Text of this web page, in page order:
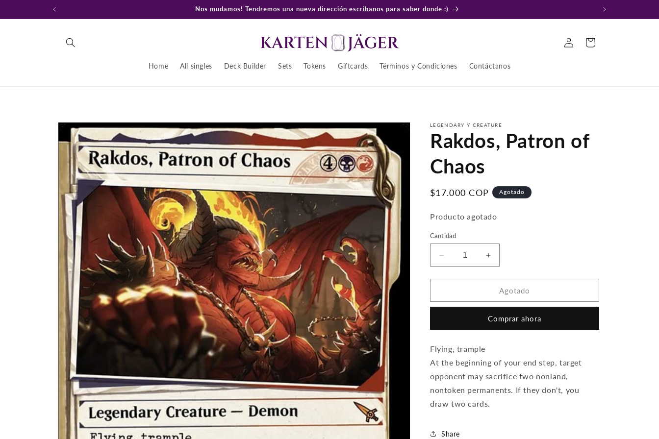
directamente
al contenido
Nos mudamos! Tendremos una nueva dirección escribanos para saber donde :)
Home All singles Deck Builder Sets Tokens Giftcards Términos y Condiciones Contáctanos
Iniciar
sesión
Carrito
directamente
a la
información
del producto
LEGENDARY Y CREATURE
Rakdos, Patron of
Chaos
Precio
$17.000 COP Agotado
Producto agotado
Cantidad
Reducir
cantidad
para
Patron
Aumentar
cantidad
para
Rakdos,
Patron
Chaos
Agotado
Comprar ahora
Flying, trample
At the beginning of your end step, target
opponent may sacrifice two nonland,
nontoken permanents. If they don't, you
draw two cards.
Share